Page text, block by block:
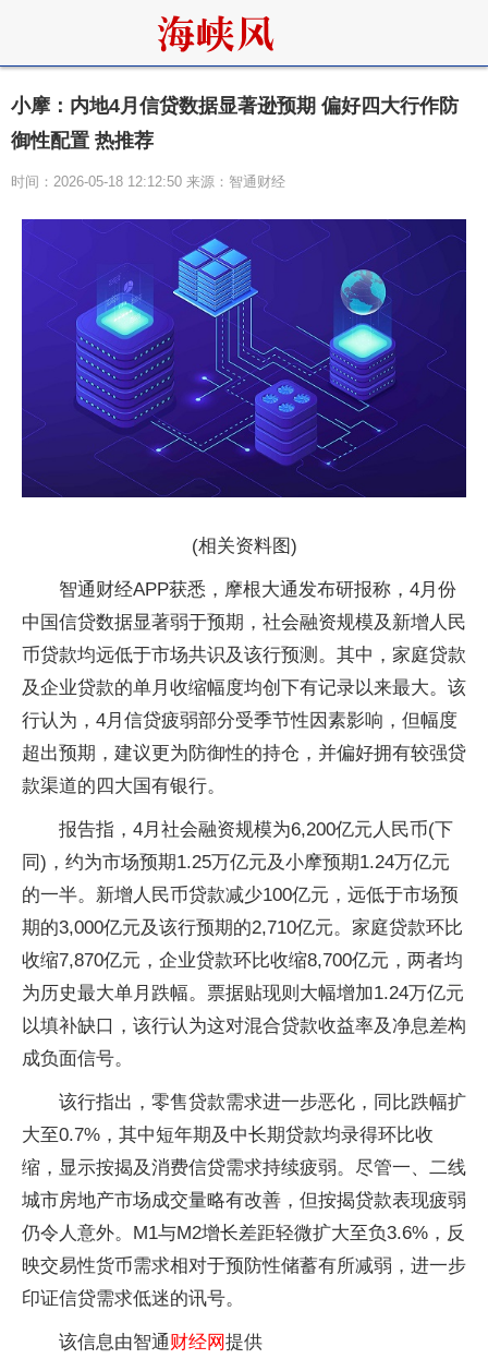
小摩：内地4月信贷数据显著逊预期 偏好四大行作防
御性配置 热推荐
时间：2026-05-18 12:12:50 来源：智通财经
(相关资料图)
智通财经APP获悉，摩根大通发布研报称，4月份
中国信贷数据显著弱于预期，社会融资规模及新增人民
币贷款均远低于市场共识及该行预测。其中，家庭贷款
及企业贷款的单月收缩幅度均创下有记录以来最大。该
行认为，4月信贷疲弱部分受季节性因素影响，但幅度
超出预期，建议更为防御性的持仓，并偏好拥有较强贷
款渠道的四大国有银行。
报告指，4月社会融资规模为6,200亿元人民币(下
同)，约为市场预期1.25万亿元及小摩预期1.24万亿元
的一半。新增人民币贷款减少100亿元，远低于市场预
期的3,000亿元及该行预期的2,710亿元。家庭贷款环比
收缩7,870亿元，企业贷款环比收缩8,700亿元，两者均
为历史最大单月跌幅。票据贴现则大幅增加1.24万亿元
以填补缺口，该行认为这对混合贷款收益率及净息差构
成负面信号。
该行指出，零售贷款需求进一步恶化，同比跌幅扩
大至0.7%，其中短年期及中长期贷款均录得环比收
缩，显示按揭及消费信贷需求持续疲弱。尽管一、二线
城市房地产市场成交量略有改善，但按揭贷款表现疲弱
仍令人意外。M1与M2增长差距轻微扩大至负3.6%，反
映交易性货币需求相对于预防性储蓄有所减弱，进一步
印证信贷需求低迷的讯号。
该信息由智通财经网提供